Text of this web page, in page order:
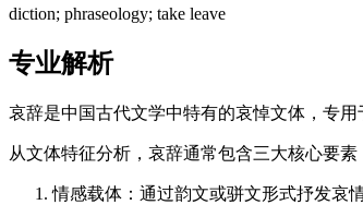
diction; phraseology; take leave
专业解析
哀辞是中国古代文学中特有的哀悼文体，专用
从文体特征分析，哀辞通常包含三大核心要素
情感载体：通过韵文或骈文形式抒发哀